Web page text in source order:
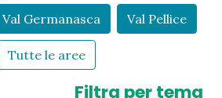
Val Germanasca Val Pellice
Tutte le aree
Filtra per tema